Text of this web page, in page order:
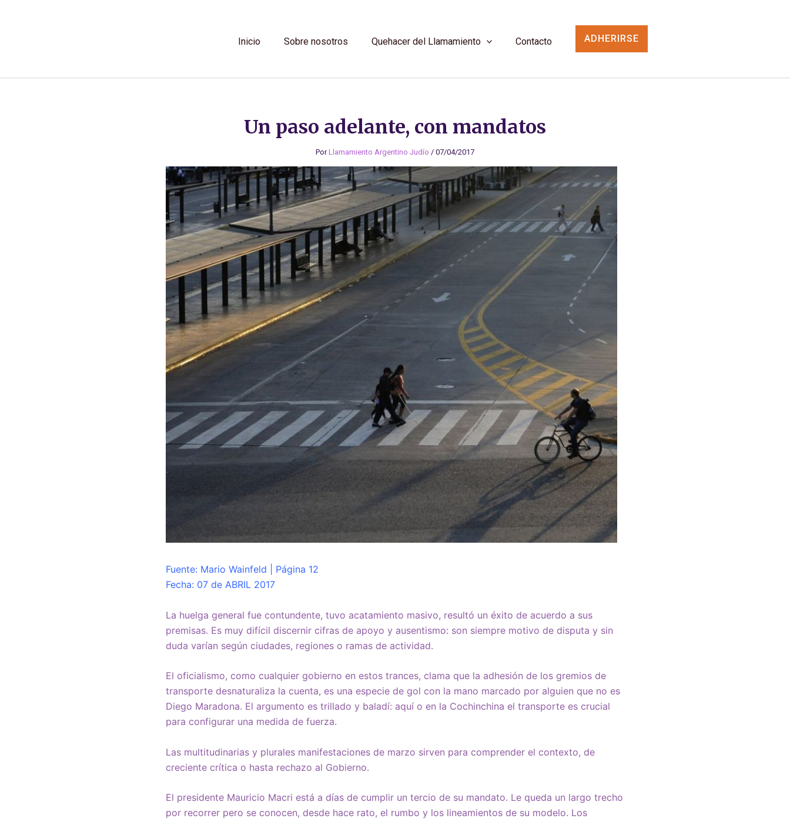
Inicio Sobre nosotros Quehacer del Llamamiento Contacto ADHERIRSE
Un paso adelante, con mandatos
PorLlamamiento Argentino Judío / 07/04/2017
Fuente: Mario Wainfeld | Página 12
Fecha: 07 de ABRIL 2017
La huelga general fue contundente, tuvo acatamiento masivo, resultó un éxito de acuerdo a sus
premisas. Es muy difícil discernir cifras de apoyo y ausentismo: son siempre motivo de disputa y sin
duda varían según ciudades, regiones o ramas de actividad.
El oficialismo, como cualquier gobierno en estos trances, clama que la adhesión de los gremios de
transporte desnaturaliza la cuenta, es una especie de gol con la mano marcado por alguien que no es
Diego Maradona. El argumento es trillado y baladí: aquí o en la Cochinchina el transporte es crucial
para configurar una medida de fuerza.
Las multitudinarias y plurales manifestaciones de marzo sirven para comprender el contexto, de
creciente crítica o hasta rechazo al Gobierno.
El presidente Mauricio Macri está a días de cumplir un tercio de su mandato. Le queda un largo trecho
por recorrer pero se conocen, desde hace rato, el rumbo y los lineamientos de su modelo. Los